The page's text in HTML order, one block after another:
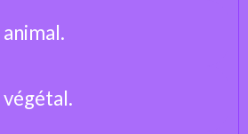
végétal.